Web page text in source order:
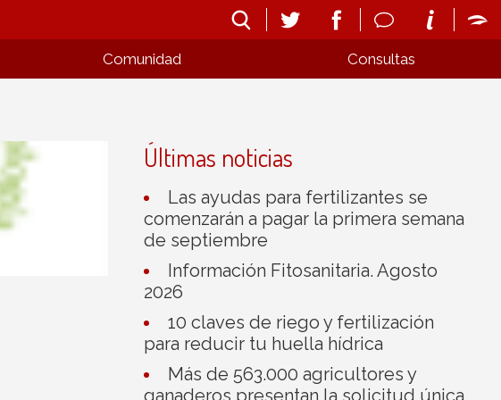
Comunidad Consultas
Últimas noticias
Las ayudas para fertilizantes se
comenzarán a pagar la primera semana
de septiembre
Información Fitosanitaria. Agosto
2026
10 claves de riego y fertilización
para reducir tu huella hídrica
Más de 563.000 agricultores y
ganaderos presentan la solicitud única